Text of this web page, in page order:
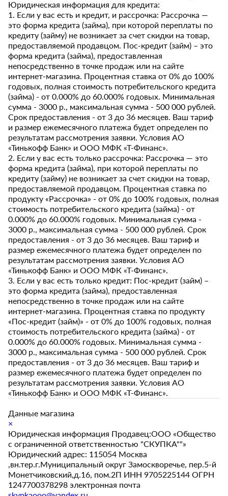
Юридическая информация для кредита:
1. Если у вас есть и кредит, и рассрочка: Рассрочка —
это форма кредита (займа), при которой переплаты по
кредиту (займу) не возникает за счет скидки на товар,
предоставляемой продавцом. Пос-кредит (займ) – это
форма кредита (займа), предоставленная
непосредственно в точке продаж или на сайте
интернет-магазина. Процентная ставка от 0% до 100%
годовых, полная стоимость потребительского кредита
(займа) - от 0.000% до 60.000% годовых. Минимальная
сумма - 3000 р., максимальная сумма - 500 000 рублей.
Срок предоставления - от 3 до 36 месяцев. Ваш тариф
и размер ежемесячного платежа будет определен по
результатам рассмотрения заявки. Условия АО
«Тинькофф Банк» и ООО МФК «Т-Финанс».
2. Если у вас есть только рассрочка: Рассрочка — это
форма кредита (займа), при которой переплаты по
кредиту (займу) не возникает за счет скидки на товар,
предоставляемой продавцом. Процентная ставка по
продукту «Рассрочка» - от 0% до 100% годовых, полная
стоимость потребительского кредита (займа) - от
0.000% до 60.000% годовых. Минимальная сумма -
3000 р., максимальная сумма - 500 000 рублей. Срок
предоставления - от 3 до 36 месяцев. Ваш тариф и
размер ежемесячного платежа будет определен по
результатам рассмотрения заявки. Условия АО
«Тинькофф Банк» и ООО МФК «Т-Финанс».
3. Если у вас есть только кредит: Пос-кредит (займ) –
это форма кредита (займа), предоставленная
непосредственно в точке продаж или на сайте
интернет-магазина. Процентная ставка по продукту
«Пос-кредит (займ)» - от 0% до 100% годовых, полная
стоимость потребительского кредита (займа) - от
0.000% до 60.000% годовых. Минимальная сумма -
3000 р., максимальная сумма - 500 000 рублей. Срок
предоставления - от 3 до 36 месяцев. Ваш тариф и
размер ежемесячного платежа будет определен по
результатам рассмотрения заявки. Условия АО
«Тинькофф Банк» и ООО МФК «Т-Финанс».
Данные магазина
×
Юридическая информация Продавец:ООО «Общество
с ограниченной ответственностью "СКУПКА""»
Юридический адрес: 115054 Москва
,вн.тер.г.Муниципальный округ Замоскворечье, пер.5-й
Монетчиковский,д.16, пом.2П ИНН 9705225144 ОГРН
1247700378298 электронная почта